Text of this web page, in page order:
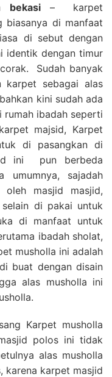
bekasi– karpet
biasanya di manfaat
di sebut dengan
identik dengan timur
Sudah banyak
karpet sebagai alas
kini sudah ada
rumah ibadah seperti
majsid, Karpet
di pasangkan di
ini pun berbeda
sajadah
masjid masjid,
di pakai untuk
di manfaat untuk
ibadah sholat,
musholla ini adalah
buat dengan disain
alas musholla ini
Karpet musholla
polos ini tidak
alas musholla
karena karpet masjid